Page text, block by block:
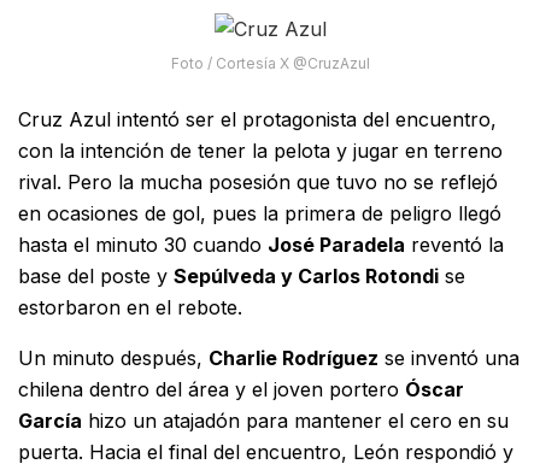
Foto / Cortesía X @CruzAzul
Cruz Azul intentó ser el protagonista del encuentro,
con la intención de tener la pelota y jugar en terreno
rival. Pero la mucha posesión que tuvo no se reflejó
en ocasiones de gol, pues la primera de peligro llegó
hasta el minuto 30 cuando José Paradela reventó la
base del poste y Sepúlveda y Carlos Rotondi se
estorbaron en el rebote.
Un minuto después, Charlie Rodríguez se inventó una
chilena dentro del área y el joven portero Óscar
García hizo un atajadón para mantener el cero en su
puerta. Hacia el final del encuentro, León respondió y